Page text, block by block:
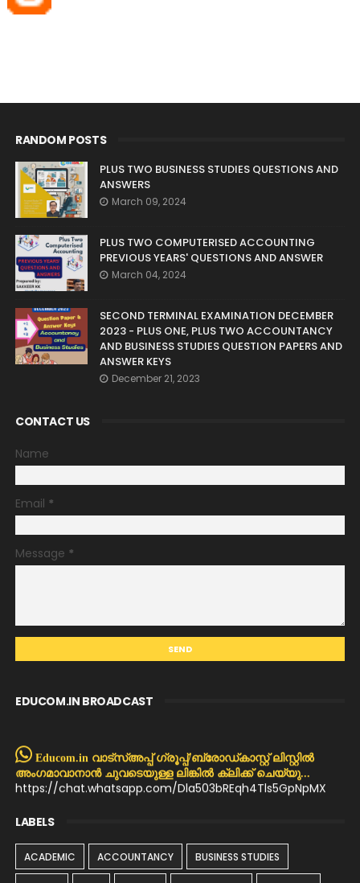
RANDOM POSTS
PLUS TWO BUSINESS STUDIES QUESTIONS AND
ANSWERS
March 09, 2024
PLUS TWO COMPUTERISED ACCOUNTING
PREVIOUS YEARS' QUESTIONS AND ANSWER
March 04, 2024
SECOND TERMINAL EXAMINATION DECEMBER
2023 - PLUS ONE, PLUS TWO ACCOUNTANCY
AND BUSINESS STUDIES QUESTION PAPERS AND
ANSWER KEYS
December 21, 2023
CONTACT US
Name
Email *
Message *
EDUCOM.IN BROADCAST
Educom.in വാട്സ്അപ്പ് ഗ്രൂപ്പ്/ബ്രോഡ്കാസ്റ്റ് ലിസ്റ്റിൽ
അംഗമാവാനാൻ ചുവടെയുള്ള ലിങ്കിൽ ക്ലിക്ക് ചെയ്യു...
https://chat.whatsapp.com/Dla503bREqh4Tls5GpNpMX
LABELS
ACADEMIC ACCOUNTANCY BUSINESS STUDIES